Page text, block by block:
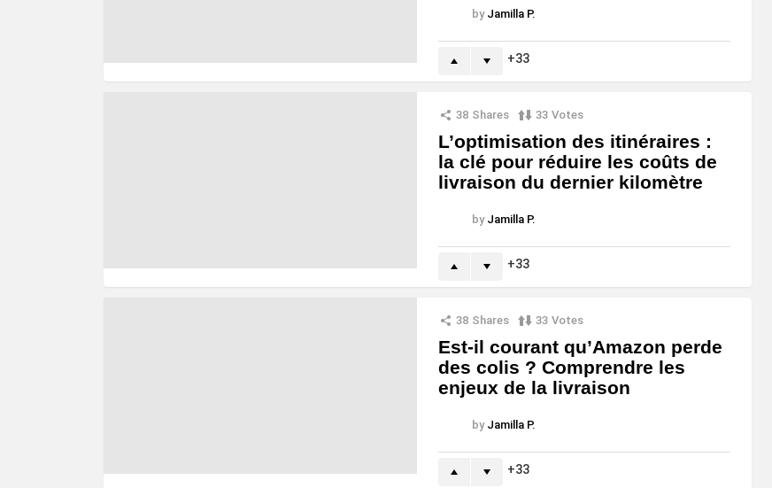
by Jamilla P.
33
38 Shares 33 Votes
L’optimisation des itinéraires :
la clé pour réduire les coûts de
livraison du dernier kilomètre
by Jamilla P.
33
38 Shares 33 Votes
Est-il courant qu’Amazon perde
des colis ? Comprendre les
enjeux de la livraison
by Jamilla P.
33